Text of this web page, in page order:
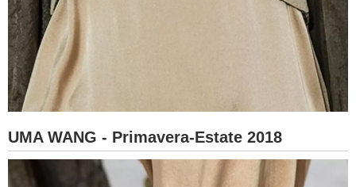
UMA WANG - Primavera-Estate 2018